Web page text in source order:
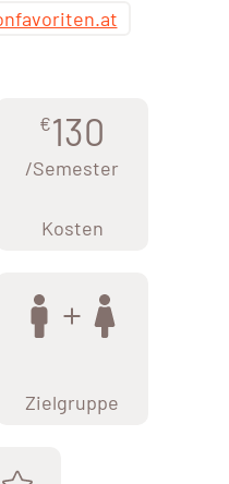
€130
/Semester
Kosten
Zielgruppe